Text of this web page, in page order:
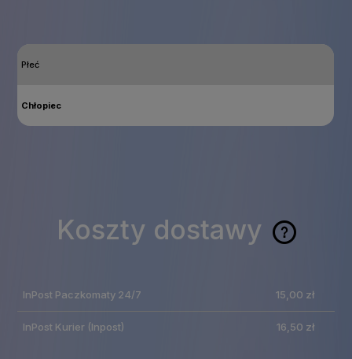
Płeć
Chłopiec
Koszty dostawy
Cena nie zawiera
płatności
InPost Paczkomaty 24/7 15,00 zł
InPost Kurier (Inpost) 16,50 zł